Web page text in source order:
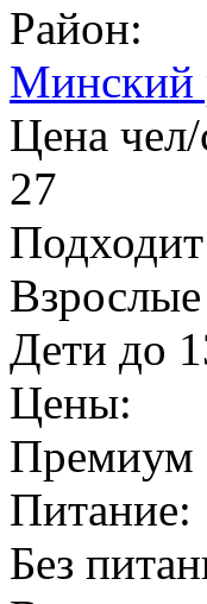
Район:
Минский
Цена
27
Взрослые
Дети до
Цены:
Премиум
Питание:
Без